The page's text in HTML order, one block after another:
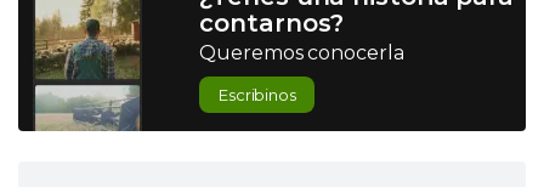
contarnos?
Queremos conocerla
Escribinos